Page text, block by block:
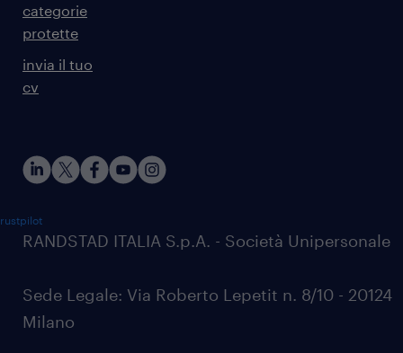
categorie
protette
invia il tuo
cv
RANDSTAD ITALIA S.p.A. - Società Unipersonale
Sede Legale: Via Roberto Lepetit n. 8/10 - 20124
Milano